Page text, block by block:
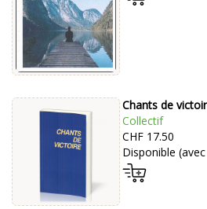
Chants de
Collectif
CHF 17.50
Disponible